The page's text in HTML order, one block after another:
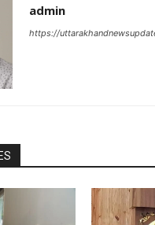
admin
https://